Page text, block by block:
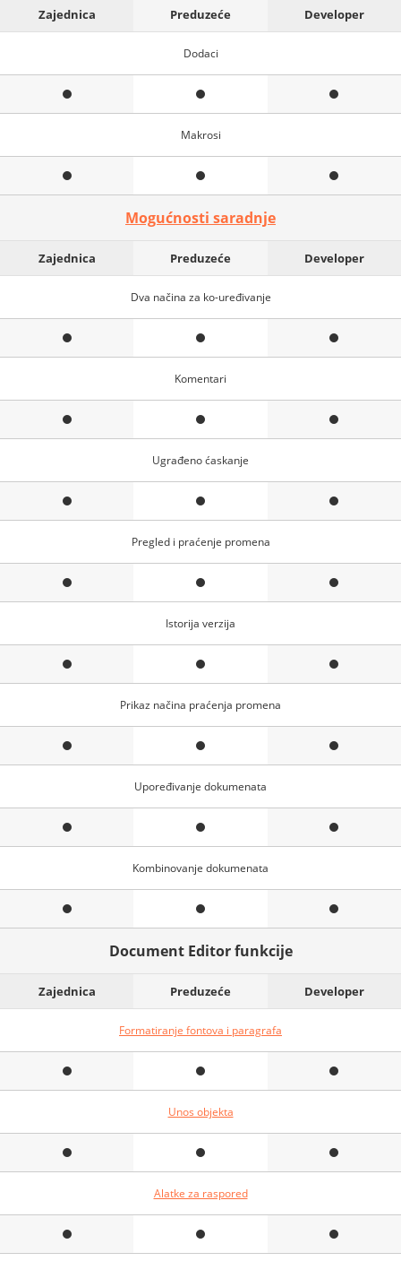
Zajednica Preduzeće Developer
Dodaci
Makrosi
Mogućnosti saradnje
Zajednica Preduzeće Developer
Dva načina za ko-uređivanje
Komentari
Ugrađeno ćaskanje
Pregled i praćenje promena
Istorija verzija
Prikaz načina praćenja promena
Upoređivanje dokumenata
Kombinovanje dokumenata
Document Editor funkcije
Zajednica Preduzeće Developer
Formatiranje fontova i paragrafa
Unos objekta
Alatke za raspored